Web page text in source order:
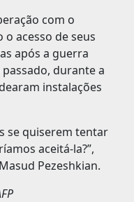
com o
acesso de seus
após a guerra
durante a
instalações
se quiserem tentar
aceitá-la?”,
Pezeshkian.